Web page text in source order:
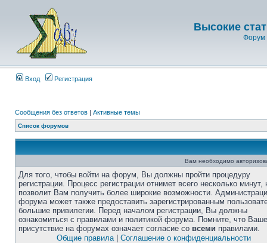
Высокие
Форум
Вход Регистрация
Сообщения без ответов | Активные темы
Список форумов
Вам необходимо
Для того, чтобы войти на форум, Вы должны пройти процедуру
регистрации. Процесс регистрации отнимет всего несколько минут,
позволит Вам получить более широкие возможности.
форума может также предоставить зарегистрированным
большие привилегии. Перед началом регистрации, Вы должны
ознакомиться с правилами и политикой форума. Помните, что Ваше
присутствие на форумах означает согласие со всеми правилами.
Общие правила| Соглашение о конфиденциальности